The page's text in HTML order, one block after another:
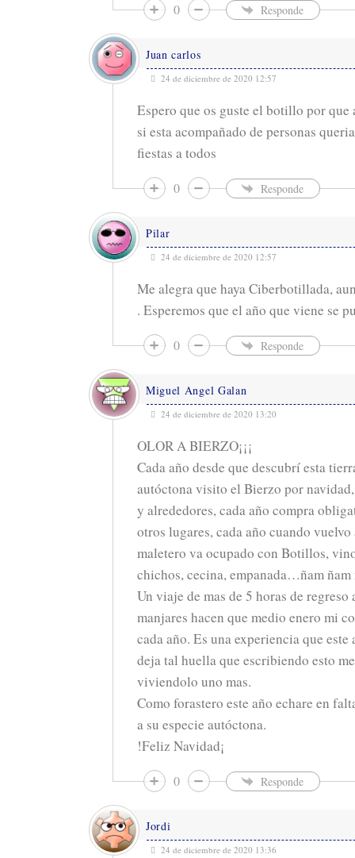
0 Responde
Juan carlos
24 de diciembre de 2020 12:57
Espero que os guste el botillo por que
si esta acompañado de personas
fiestas a todos
0 Responde
Pilar
24 de diciembre de 2020 12:57
Me alegra que haya Ciberbotillada,
. Esperemos que el año que viene se
0 Responde
Miguel Angel Galan
24 de diciembre de 2020 13:20
OLOR A BIERZO¡¡¡
Cada año desde que descubrí esta
autóctona visito el Bierzo por
y alrededores, cada año compra
otros lugares, cada año cuando vuelvo
maletero va ocupado con Botillos,
chichos, cecina, empanada…ñam ñam
Un viaje de mas de 5 horas de regreso
manjares hacen que medio enero mi
cada año. Es una experiencia que
deja tal huella que escribiendo esto
viviendolo uno mas.
Como forastero este año echare en
a su especie autóctona.
!Feliz Navidad¡
0 Responde
Jordi
24 de diciembre de 2020 13:36